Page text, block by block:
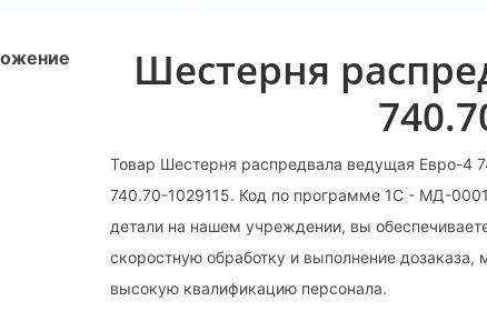
Шестерня
Товар Шестерня распредвала ведущая Евро-4
740.70-1029115. Код по программе 1С - МД-
детали на нашем учреждении, вы
скоростную обработку и выполнение дозаказа,
высокую квалификацию персонала.